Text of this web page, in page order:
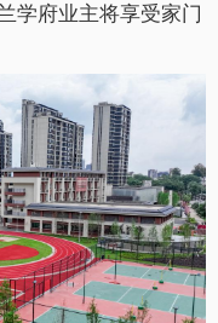
学府业主将享受家门